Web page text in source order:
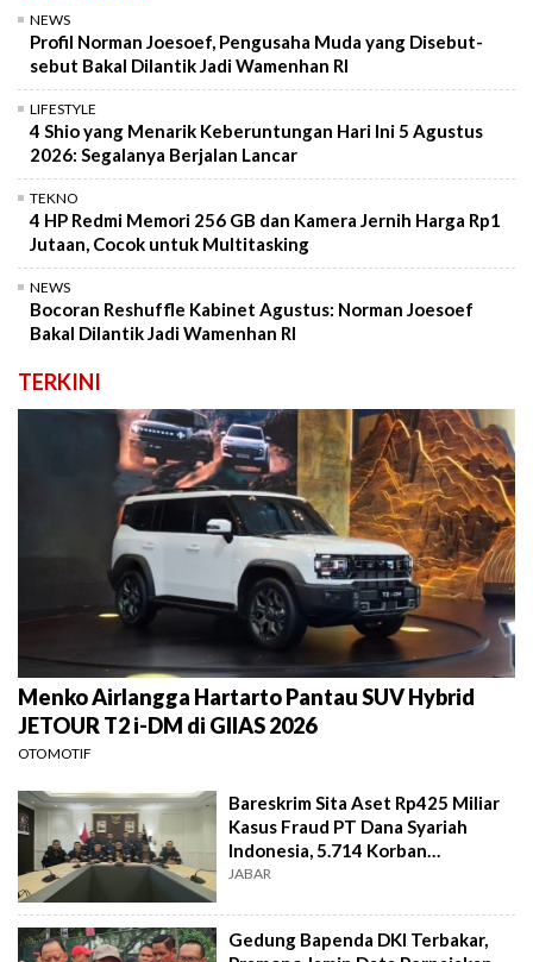
NEWS
Profil Norman Joesoef, Pengusaha Muda yang Disebut-
sebut Bakal Dilantik Jadi Wamenhan RI
LIFESTYLE
4 Shio yang Menarik Keberuntungan Hari Ini 5 Agustus
2026: Segalanya Berjalan Lancar
TEKNO
4 HP Redmi Memori 256 GB dan Kamera Jernih Harga Rp1
Jutaan, Cocok untuk Multitasking
NEWS
Bocoran Reshuffle Kabinet Agustus: Norman Joesoef
Bakal Dilantik Jadi Wamenhan RI
TERKINI
Menko Airlangga Hartarto Pantau SUV Hybrid
JETOUR T2 i-DM di GIIAS 2026
OTOMOTIF
Bareskrim Sita Aset Rp425 Miliar
Kasus Fraud PT Dana Syariah
Indonesia, 5.714 Korban
Terverifikasai
JABAR
Gedung Bapenda DKI Terbakar,